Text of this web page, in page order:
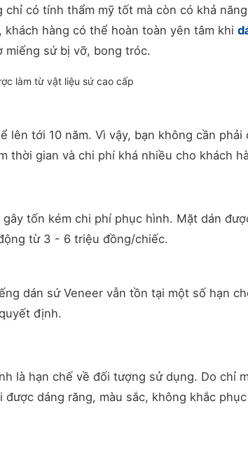
có tính thẩm mỹ tốt mà còn có khả
hàng có thể hoàn toàn yên tâm khi
miếng sứ bị vỡ, bong tróc.
làm từ vật liệu sứ cao cấp
tới 10 năm. Vì vậy, bạn không cần phải
thời gian và chi phí khá nhiều cho khách
tốn kém chi phí phục hình. Mặt dán
từ 3 - 6 triệu đồng/chiếc.
dán sứ Veneer vẫn tồn tại một số hạn
định.
là hạn chế về đối tượng sử dụng. Do chỉ
dáng răng, màu sắc, không khắc